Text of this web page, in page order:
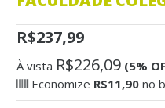
R$237,99
À vista R$226,09 (5%
Economize R$11,90 no